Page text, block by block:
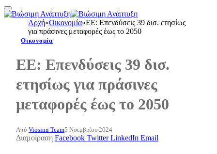
Αρχή»Οικονομία»ΕΕ: Επενδύσεις 39 δισ. ετησίως
για πράσινες μεταφορές έως το 2050
Οικονομία
ΕΕ: Επενδύσεις 39 δισ.
ετησίως για πράσινες
μεταφορές έως το 2050
Από Viosimi Team5 Νοεμβρίου 2024
Διαμοίραση Facebook Twitter LinkedIn Email